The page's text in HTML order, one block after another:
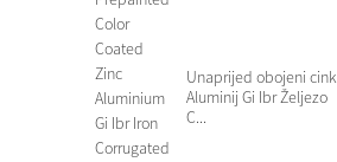
Unaprijed obojeni cink
Aluminij Gi Ibr Željezo
C...